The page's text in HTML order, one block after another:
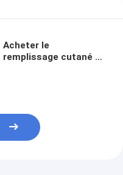
Acheter le
remplissage cutané 1